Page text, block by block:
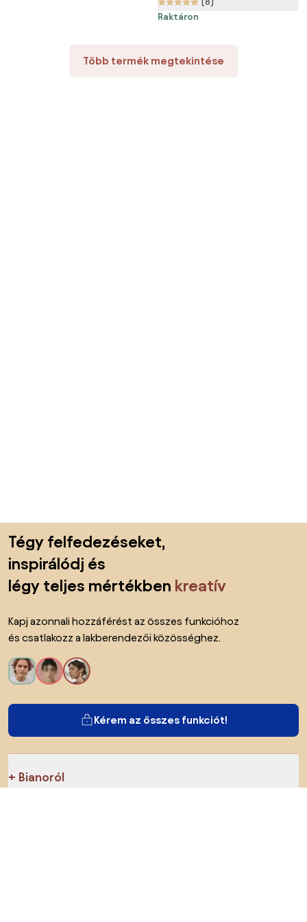
Raktáron
Több termék megtekintése
Tégy felfedezéseket,
inspirálódj és
légy teljes mértékben kreatív
Kapj azonnali hozzáférést az összes funkcióhoz
és csatlakozz a lakberendezői közösséghez.
Kérem az összes funkciót!
Bianoról